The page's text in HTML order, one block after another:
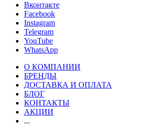
Вконтакте
Facebook
Instagram
Telegram
YouTube
WhatsApp
О КОМПАНИИ
БРЕНДЫ
ДОСТАВКА И ОПЛАТА
БЛОГ
КОНТАКТЫ
АКЦИИ
...